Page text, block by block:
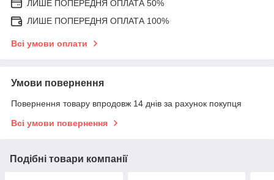
ЛИШЕ ПОПЕРЕДНЯ ОПЛАТА 50%
ЛИШЕ ПОПЕРЕДНЯ ОПЛАТА 100%
Всі умови оплати
Умови повернення
Повернення товару впродовж 14 днів за рахунок покупця
Всі умови повернення
Подібні товари компанії